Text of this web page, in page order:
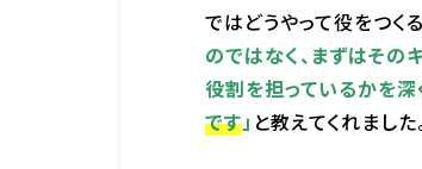
ではどうやって役をつく
のではなく、 まずはその
役割を担っているかを深
です」 と教えてくれました